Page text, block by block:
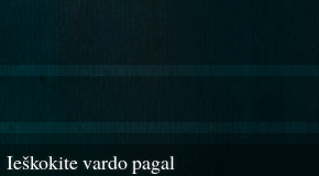
Ieškokite vardo pagal